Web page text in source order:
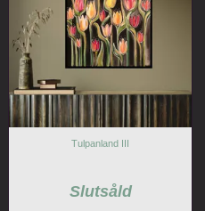
Tulpanland III
Slutsåld